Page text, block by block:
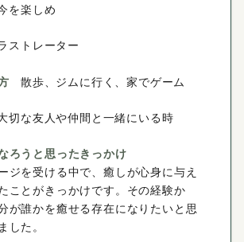
を楽しめ
ストレーター
散歩、ジムに行く、家でゲーム
切な友人や仲間と一緒にいる時
ろうと思ったきっかけ
ジを受ける中で、癒しが心身に与え
ことがきっかけです。その経験か
が誰かを癒せる存在になりたいと思
した。